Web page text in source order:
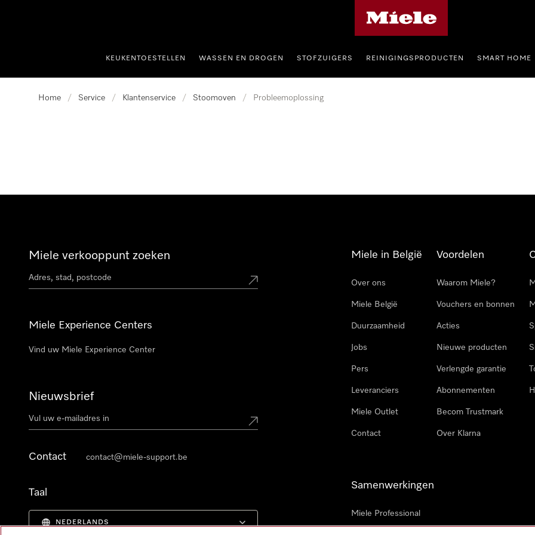
KEUKENTOESTELLEN WASSEN EN DROGEN STOFZUIGERS REINIGINGSPRODUCTEN SMART HOME
Home / Service / Klantenservice / Stoomoven / Probleemoplossing
Miele verkooppunt zoeken
Miele Experience Centers
Vind uw Miele Experience Center
Nieuwsbrief
Contact contact@miele-support.be
Taal
NEDERLANDS
Miele in België
Over ons
Miele België
Duurzaamheid
Jobs
Pers
Leveranciers
Miele Outlet
Contact
Voordelen
Waarom Miele?
Vouchers en bonnen
Acties
Nieuwe producten
Verlengde garantie
Abonnementen
Becom Trustmark
Over Klarna
Samenwerkingen
Miele Professional